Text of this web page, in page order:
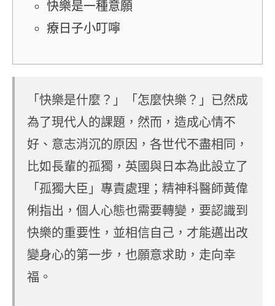
快樂是一種意願
療日子小叮嚀
「快樂是什麼？」「怎麼快樂？」已然成
為了現代人的課題，然而，造成心情不
好、意志消沉的原因，各世代不盡相同，
比如長輩的孤獨，英國與日本為此設立了
「孤獨大臣」專責處理；精神科醫師黃偉
俐指出，個人心態也需要轉變，要認識到
快樂的重要性，並相信自己，才能邁出改
變身心的第一步，也願意求助，走向幸
福。